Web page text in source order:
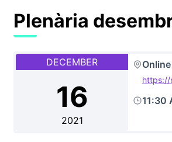
Plenària
DECEMBER
16
2021
Online
https://
11:30